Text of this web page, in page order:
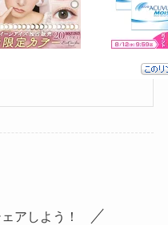
アしよう！